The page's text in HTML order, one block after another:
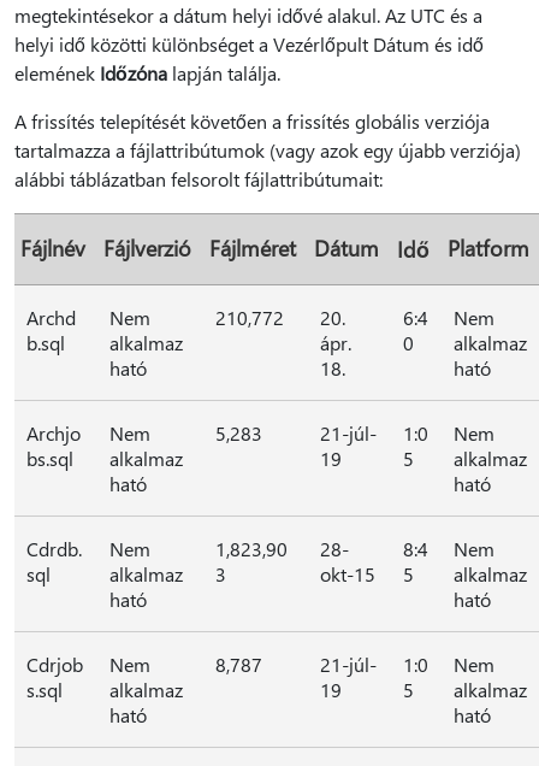
megtekintésekor a dátum helyi idővé alakul. Az UTC és a
helyi idő közötti különbséget a Vezérlőpult Dátum és idő
elemének Időzóna lapján találja.
A frissítés telepítését követően a frissítés globális verziója
tartalmazza a fájlattribútumok (vagy azok egy újabb verziója)
alábbi táblázatban felsorolt fájlattribútumait:
Fájlnév Fájlverzió Fájlméret Dátum Idő Platform
Archd
b.sql
Nem
alkalmaz
ható
210,772
20.
ápr.
18.
6:4
0
Nem
alkalmaz
ható
Archjo
bs.sql
Nem
alkalmaz
ható
5,283
21-júl-
19
1:0
5
Nem
alkalmaz
ható
Cdrdb.
sql
Nem
alkalmaz
ható
1,823,90
3
28-
okt-15
8:4
5
Nem
alkalmaz
ható
Cdrjob
s.sql
Nem
alkalmaz
ható
8,787
21-júl-
19
1:0
5
Nem
alkalmaz
ható